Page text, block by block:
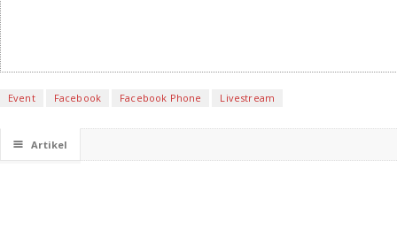
Event Facebook Facebook Phone Livestream
☰ Artikel